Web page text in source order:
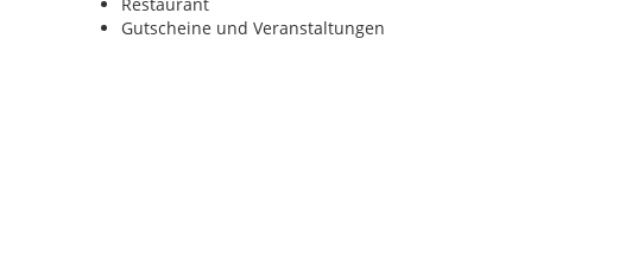
Gutscheine und Veranstaltungen